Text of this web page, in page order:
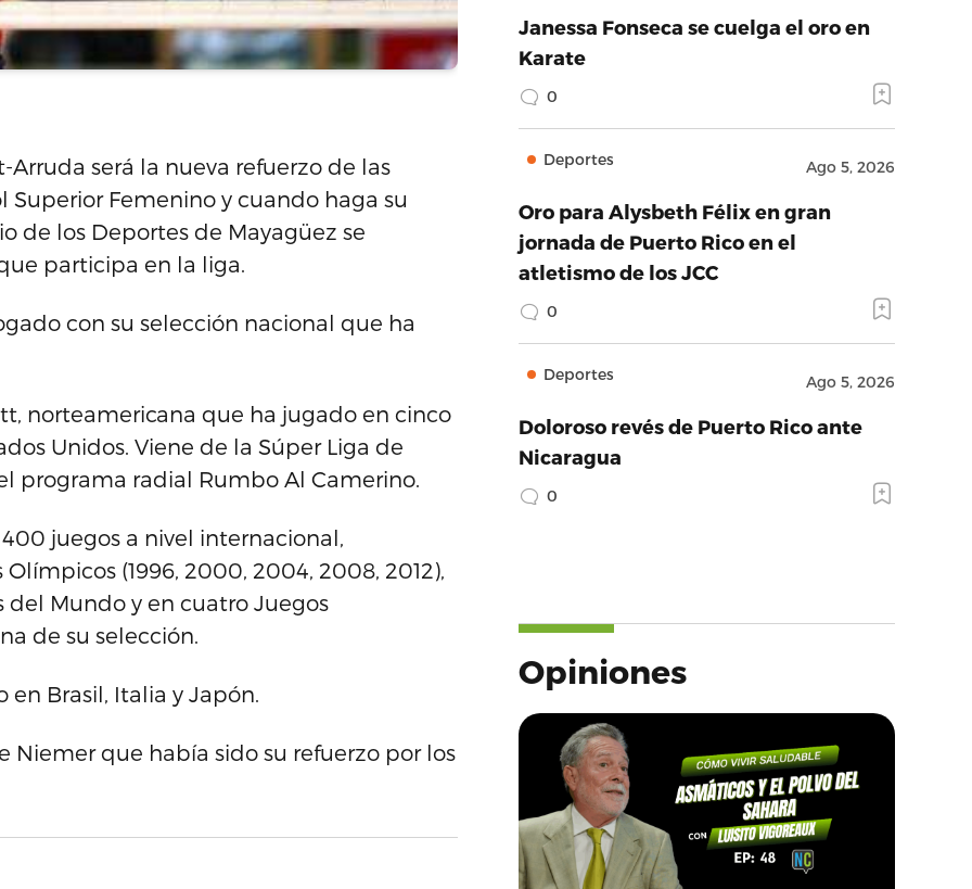
será la nueva refuerzo de las
Femenino y cuando haga su
de los Deportes de Mayagüez se
participa en la liga.
con su selección nacional que ha
norteamericana que ha jugado en cinco
Unidos. Viene de la Súper Liga de
programa radial Rumbo Al Camerino.
juegos a nivel internacional,
(1996, 2000, 2004, 2008, 2012),
del Mundo y en cuatro Juegos
de su selección.
Brasil, Italia y Japón.
Niemer que había sido su refuerzo por los
Janessa Fonseca se cuelga el oro en
Karate
0
Deportes Ago 5, 2026
Oro para Alysbeth Félix en gran
jornada de Puerto Rico en el
atletismo de los JCC
0
Deportes Ago 5, 2026
Doloroso revés de Puerto Rico ante
Nicaragua
0
Opiniones